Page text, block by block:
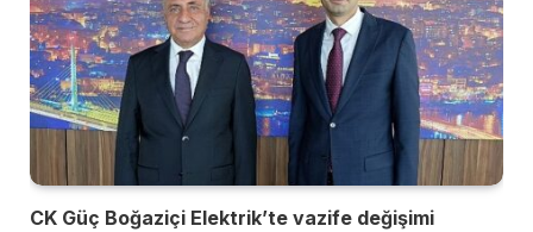
CK Güç Boğaziçi Elektrik’te vazife değişimi